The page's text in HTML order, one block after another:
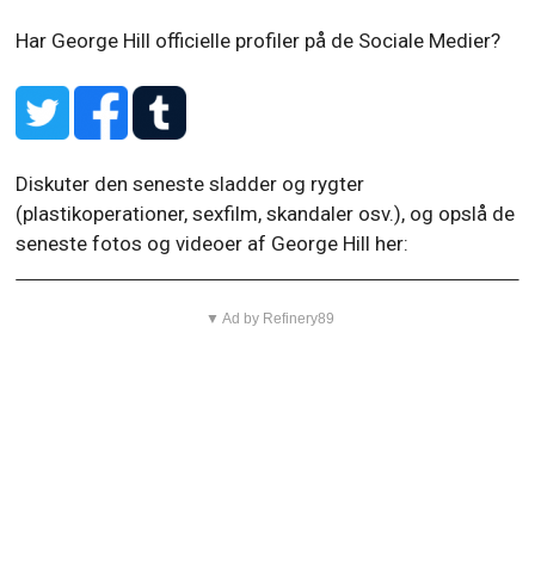
Har George Hill officielle profiler på de Sociale Medier?
Diskuter den seneste sladder og rygter
(plastikoperationer, sexfilm, skandaler osv.), og opslå de
seneste fotos og videoer af George Hill her:
▼ Ad by Refinery89